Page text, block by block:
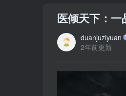
医倾天下：
duanjuziyuan
2年前更新